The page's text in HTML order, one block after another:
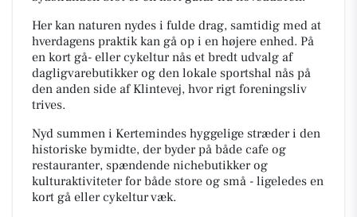
Her kan naturen nydes i fulde drag, samtidig med at
hverdagens praktik kan gå op i en højere enhed. På
en kort gå- eller cykeltur nås et bredt udvalg af
dagligvarebutikker og den lokale sportshal nås på
den anden side af Klintevej, hvor rigt foreningsliv
trives.
Nyd summen i Kertemindes hyggelige stræder i den
historiske bymidte, der byder på både cafe og
restauranter, spændende nichebutikker og
kulturaktiviteter for både store og små - ligeledes en
kort gå eller cykeltur væk.